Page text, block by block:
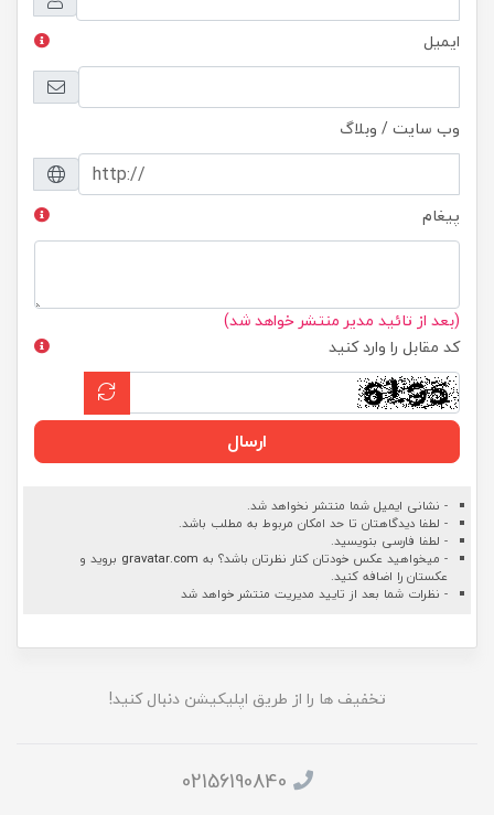
ایمیل
وب سایت / وبلاگ
پیغام
(بعد از تائید مدیر منتشر خواهد شد)
کد مقابل را وارد کنید
ارسال
- نشانی ایمیل شما منتشر نخواهد شد.
- لطفا دیدگاهتان تا حد امکان مربوط به مطلب باشد.
- لطفا فارسی بنویسید.
- میخواهید عکس خودتان کنار نظرتان باشد؟ به gravatar.com بروید و
عکستان را اضافه کنید.
- نظرات شما بعد از تایید مدیریت منتشر خواهد شد
تخفیف ها را از طریق اپلیکیشن دنبال کنید!
02156190840